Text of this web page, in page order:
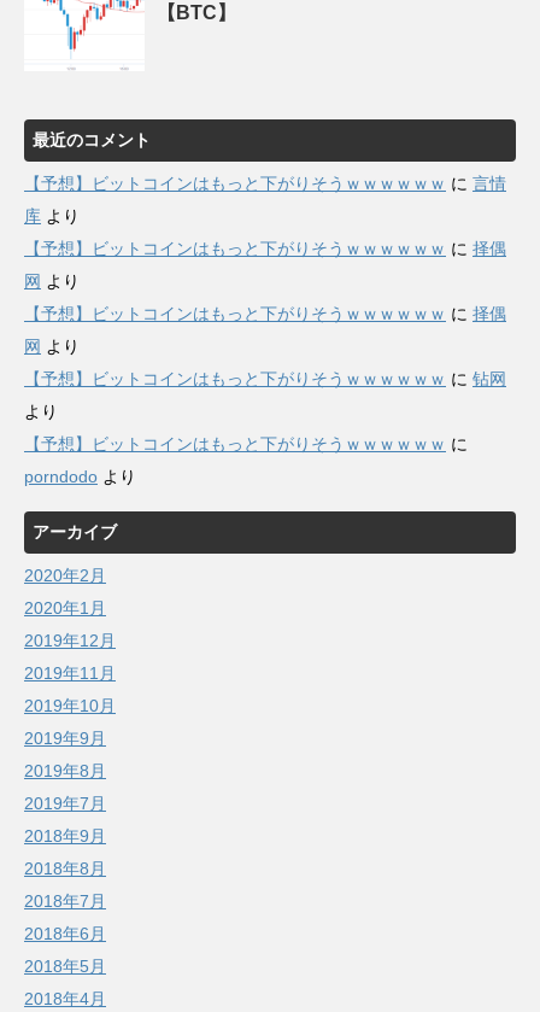
【BTC】
最近のコメント
【予想】ビットコインはもっと下がりそうｗｗｗｗｗｗ に 言情
库 より
【予想】ビットコインはもっと下がりそうｗｗｗｗｗｗ に 择偶
网 より
【予想】ビットコインはもっと下がりそうｗｗｗｗｗｗ に 择偶
网 より
【予想】ビットコインはもっと下がりそうｗｗｗｗｗｗ に 钻网
より
【予想】ビットコインはもっと下がりそうｗｗｗｗｗｗ に
porndodo より
アーカイブ
2020年2月
2020年1月
2019年12月
2019年11月
2019年10月
2019年9月
2019年8月
2019年7月
2018年9月
2018年8月
2018年7月
2018年6月
2018年5月
2018年4月